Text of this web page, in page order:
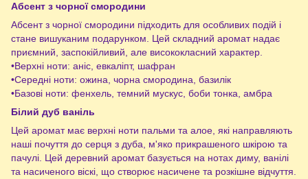
Абсент з чорної смородини
Абсент з чорної смородини підходить для особливих подій і
стане вишуканим подарунком. Цей складний аромат надає
приємний, заспокійливий, але висококласний характер.
•Верхні ноти: аніс, евкаліпт, шафран
•Середні ноти: ожина, чорна смородина, базилік
•Базові ноти: фенхель, темний мускус, боби тонка, амбра
Білий дуб ваніль
Цей аромат має верхні ноти пальми та алое, які направляють
наші почуття до серця з дуба, м'яко прикрашеного шкірою та
пачулі. Цей деревний аромат базується на нотах диму, ванілі
та насиченого віскі, що створює насичене та розкішне відчуття.